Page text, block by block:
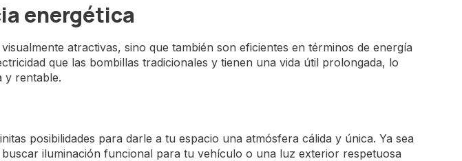
energética
atractivas, sino que también son eficientes en términos de energía
que las bombillas tradicionales y tienen una vida útil prolongada, lo
y rentable.
posibilidades para darle a tu espacio una atmósfera cálida y única. Ya sea
iluminación funcional para tu vehículo o una luz exterior respetuosa